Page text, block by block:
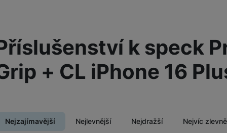
Domácí spotřebiče
Příslušenství
k speck
+ CL iPhone 16
Nejzajímavější Nejlevnější Nejdražší Nejvíc